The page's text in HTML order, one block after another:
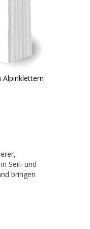
Alpinklettern
Seil- und
bringen